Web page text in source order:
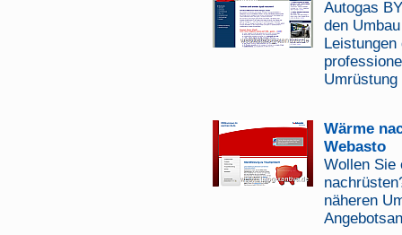
Autogas
den
Wärme
Webasto
Wollen Sie
näheren